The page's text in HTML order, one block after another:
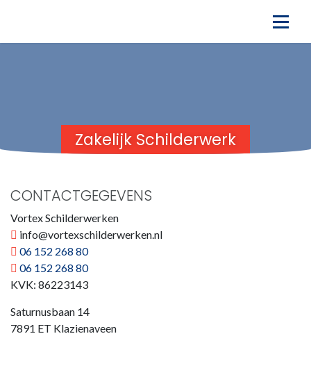
Zakelijk Schilderwerk
CONTACTGEGEVENS
Vortex Schilderwerken
info@vortexschilderwerken.nl
06 152 268 80
06 152 268 80
KVK: 86223143
Saturnusbaan 14
7891 ET Klazienaveen